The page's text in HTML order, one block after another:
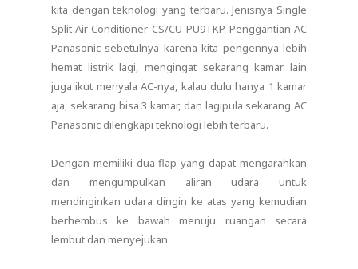
kita dengan teknologi yang terbaru. Jenisnya Single
Split Air Conditioner CS/CU-PU9TKP. Penggantian AC
Panasonic sebetulnya karena kita pengennya lebih
hemat listrik lagi, mengingat sekarang kamar lain
juga ikut menyala AC-nya, kalau dulu hanya 1 kamar
aja, sekarang bisa 3 kamar, dan lagipula sekarang AC
Panasonic dilengkapi teknologi lebih terbaru.
Dengan memiliki dua flap yang dapat mengarahkan
dan mengumpulkan aliran udara untuk
mendinginkan udara dingin ke atas yang kemudian
berhembus ke bawah menuju ruangan secara
lembut dan menyejukan.